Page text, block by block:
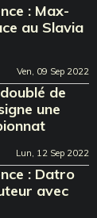
: Max-
au Slavia
Ven, 09 Sep 2022
de
une
Lun, 12 Sep 2022
: Datro
avec